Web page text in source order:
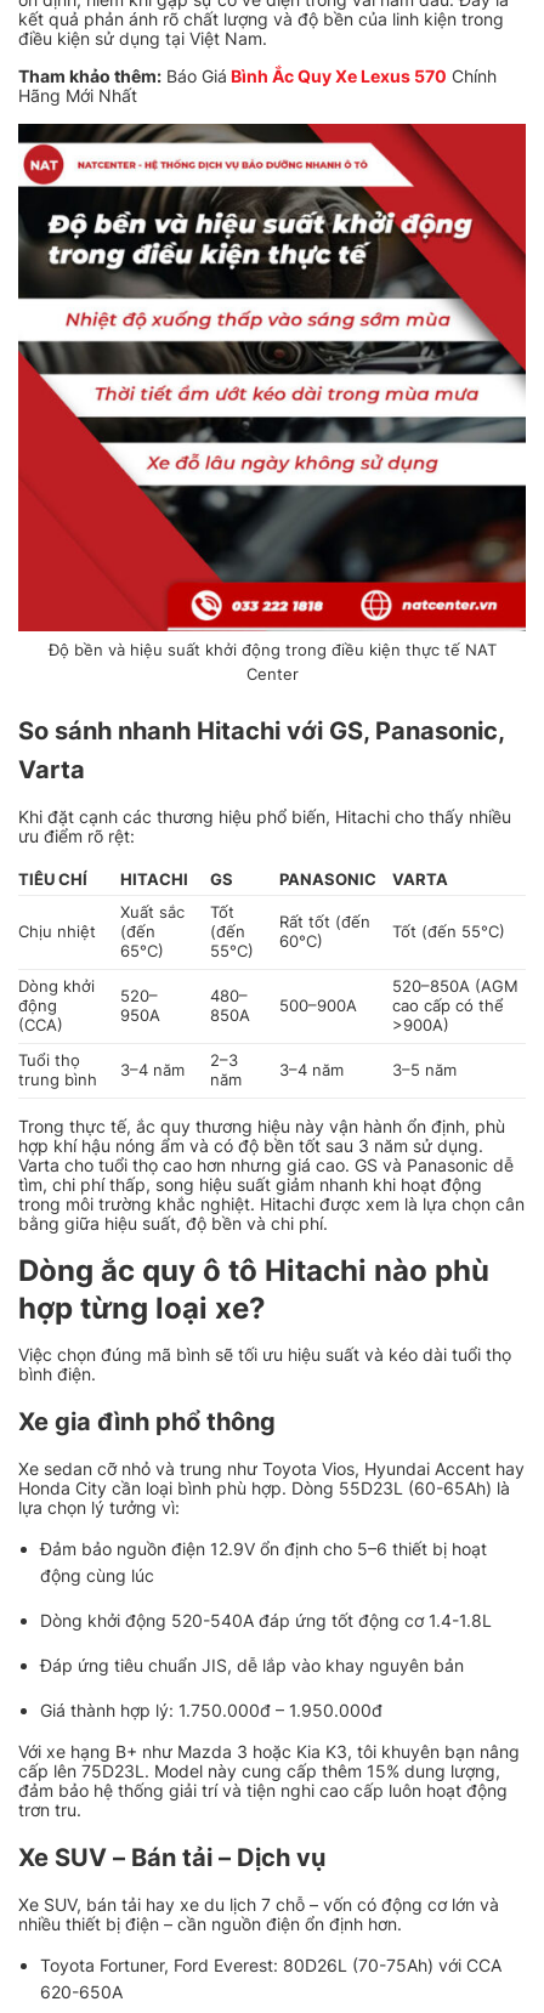
kết quả phản ánh rõ chất lượng và độ bền của linh kiện trong
điều kiện sử dụng tại Việt Nam.
Tham khảo thêm: Báo Giá Bình Ắc Quy Xe Lexus 570 Chính
Hãng Mới Nhất
Độ bền và hiệu suất khởi động trong điều kiện thực tế NAT
Center
So sánh nhanh Hitachi với GS, Panasonic,
Varta
Khi đặt cạnh các thương hiệu phổ biến, Hitachi cho thấy nhiều
ưu điểm rõ rệt:
TIÊU CHÍ HITACHI GS PANASONIC VARTA
Chịu nhiệt
Xuất sắc
(đến
65°C)
Tốt
(đến
55°C)
Rất tốt (đến
60°C)
Tốt (đến 55°C)
Dòng khởi
động
(CCA)
520–
950A
480–
850A
500–900A
520–850A (AGM
cao cấp có thể
>900A)
Tuổi thọ
trung bình
3–4 năm
2–3
năm
3–4 năm 3–5 năm
Trong thực tế, ắc quy thương hiệu này vận hành ổn định, phù
hợp khí hậu nóng ẩm và có độ bền tốt sau 3 năm sử dụng.
Varta cho tuổi thọ cao hơn nhưng giá cao. GS và Panasonic dễ
tìm, chi phí thấp, song hiệu suất giảm nhanh khi hoạt động
trong môi trường khắc nghiệt. Hitachi được xem là lựa chọn cân
bằng giữa hiệu suất, độ bền và chi phí.
Dòng ắc quy ô tô Hitachi nào phù
hợp từng loại xe?
Việc chọn đúng mã bình sẽ tối ưu hiệu suất và kéo dài tuổi thọ
bình điện.
Xe gia đình phổ thông
Xe sedan cỡ nhỏ và trung như Toyota Vios, Hyundai Accent hay
Honda City cần loại bình phù hợp. Dòng 55D23L (60-65Ah) là
lựa chọn lý tưởng vì:
Đảm bảo nguồn điện 12.9V ổn định cho 5–6 thiết bị hoạt
động cùng lúc
Dòng khởi động 520-540A đáp ứng tốt động cơ 1.4-1.8L
Đáp ứng tiêu chuẩn JIS, dễ lắp vào khay nguyên bản
Giá thành hợp lý: 1.750.000đ – 1.950.000đ
Với xe hạng B+ như Mazda 3 hoặc Kia K3, tôi khuyên bạn nâng
cấp lên 75D23L. Model này cung cấp thêm 15% dung lượng,
đảm bảo hệ thống giải trí và tiện nghi cao cấp luôn hoạt động
trơn tru.
Xe SUV – Bán tải – Dịch vụ
Xe SUV, bán tải hay xe du lịch 7 chỗ – vốn có động cơ lớn và
nhiều thiết bị điện – cần nguồn điện ổn định hơn.
Toyota Fortuner, Ford Everest: 80D26L (70-75Ah) với CCA
620-650A